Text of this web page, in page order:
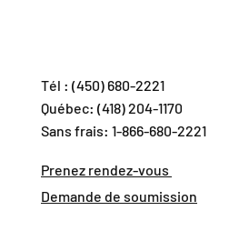
Tél : (450) 680-2221
Québec: (418) 204-1170
Sans frais: 1-866-680-2221
Prenez rendez-vous
Demande de soumission